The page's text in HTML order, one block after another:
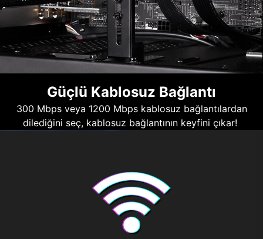
Güçlü Kablosuz Bağlantı
300 Mbps veya 1200 Mbps kablosuz bağlantılardan
dilediğini seç, kablosuz bağlantının keyfini çıkar!